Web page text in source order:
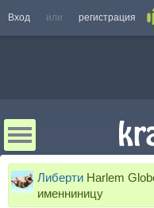
Вход или регистрация
Либерти Harlem
именниницу